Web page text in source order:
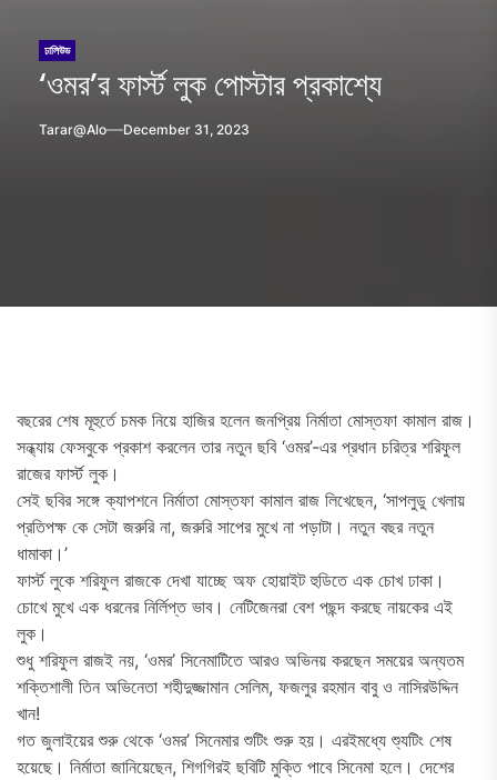
ঢালিউড
‘ওমর’র ফার্স্ট লুক পোস্টার প্রকাশ্যে
Tarar@alo December 31, 2023
বছরের শেষ মূহুর্তে চমক নিয়ে হাজির হলেন জনপ্রিয় নির্মাতা মোস্তফা কামাল রাজ।
সন্ধ্যায় ফেসবুকে প্রকাশ করলেন তার নতুন ছবি ‘ওমর’-এর প্রধান চরিত্র শরিফুল
রাজের ফার্স্ট লুক।
সেই ছবির সঙ্গে ক্যাপশনে নির্মাতা মোস্তফা কামাল রাজ লিখেছেন, ‘সাপলুডু খেলায়
প্রতিপক্ষ কে সেটা জরুরি না, জরুরি সাপের মুখে না পড়াটা। নতুন বছর নতুন
ধামাকা।’
ফার্স্ট লুকে শরিফুল রাজকে দেখা যাচ্ছে অফ হোয়াইট হুডিতে এক চোখ ঢাকা।
চোখে মুখে এক ধরনের নির্লিপ্ত ভাব। নেটিজেনরা বেশ পছন্দ করছে নায়কের এই
লুক।
শুধু শরিফুল রাজই নয়, ‘ওমর’ সিনেমাটিতে আরও অভিনয় করছেন সময়ের অন্যতম
শক্তিশালী তিন অভিনেতা শহীদুজ্জামান সেলিম, ফজলুর রহমান বাবু ও নাসিরউদ্দিন
খান!
গত জুলাইয়ের শুরু থেকে ‘ওমর’ সিনেমার শুটিং শুরু হয়। এরইমধ্যে শ্যুটিং শেষ
হয়েছে। নির্মাতা জানিয়েছেন, শিগগিরই ছবিটি মুক্তি পাবে সিনেমা হলে। দেশের